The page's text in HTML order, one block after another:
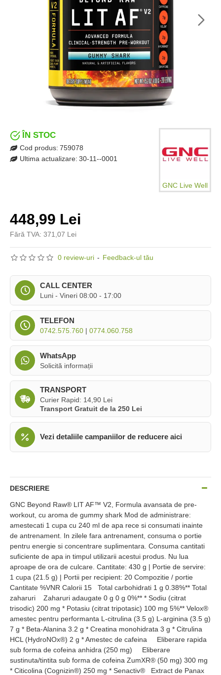
0 review-uri - Feedback-ul tău
448,99 Lei
Fără TVA: 371,07 Lei
ÎN STOC
Cod produs: 759078
Ultima actualizare: 30-11--0001
GNC Live Well
CALL CENTER
Luni - Vineri 08:00 - 17:00
TELEFON
0742.575.760 | 0774.060.758
WhatsApp
Solicită informații
TRANSPORT
Curier Rapid: 14,90 Lei
Transport Gratuit de la 250 Lei
Vezi detaliile campaniilor de reducere aici
DESCRIERE
GNC Beyond Raw® LIT AF™ V2, Formula avansata de pre-
workout, cu aroma de gummy shark Mod de administrare:
amestecati 1 cupa cu 240 ml de apa rece si consumati inainte
de antrenament. In zilele fara antrenament, consuma o portie
pentru energie si concentrare suplimentara. Consuma cantitati
suficiente de apa in timpul utilizarii acestui produs. Nu lua
aproape de ora de culcare. Cantitate: 430 g | Portie de servire:
1 cupa (21.5 g) | Portii per recipient: 20 Compozitie / portie
Cantitate %VNR Calorii 15 Total carbohidrati 1 g 0.38%** Total
zaharuri Zaharuri adaugate 0 g 0 g 0%** * Sodiu (citrat
trisodic) 200 mg * Potasiu (citrat tripotasic) 100 mg 5%** Velox®
amestec pentru performanta L-citrulina (3.5 g) L-arginina (3.5 g)
7 g * Beta-Alanina 3.2 g * Creatina monohidrata 3 g * Citrulina
HCL (HydroNOx®) 2 g * Amestec de cafeina Eliberare rapida
sub forma de cofeina anhidra (250 mg) Eliberare
sustinuta/tintita sub forma de cofeina ZumXR® (50 mg) 300 mg
* Citicolina (Cognizin®) 250 mg * Senactiv® Extract de Panax